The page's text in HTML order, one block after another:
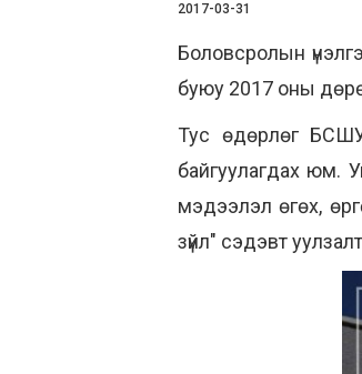
2017-03-31
Боловсролын
буюу 2017 оны
Тус өдөрлөг
байгуулагдах юм.
мэдээлэл өгөх,
зүйл" сэдэвт